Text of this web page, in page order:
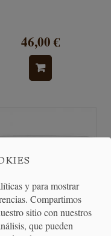
46,00 €
y para mostrar
Compartimos
sitio con nuestros
que pueden